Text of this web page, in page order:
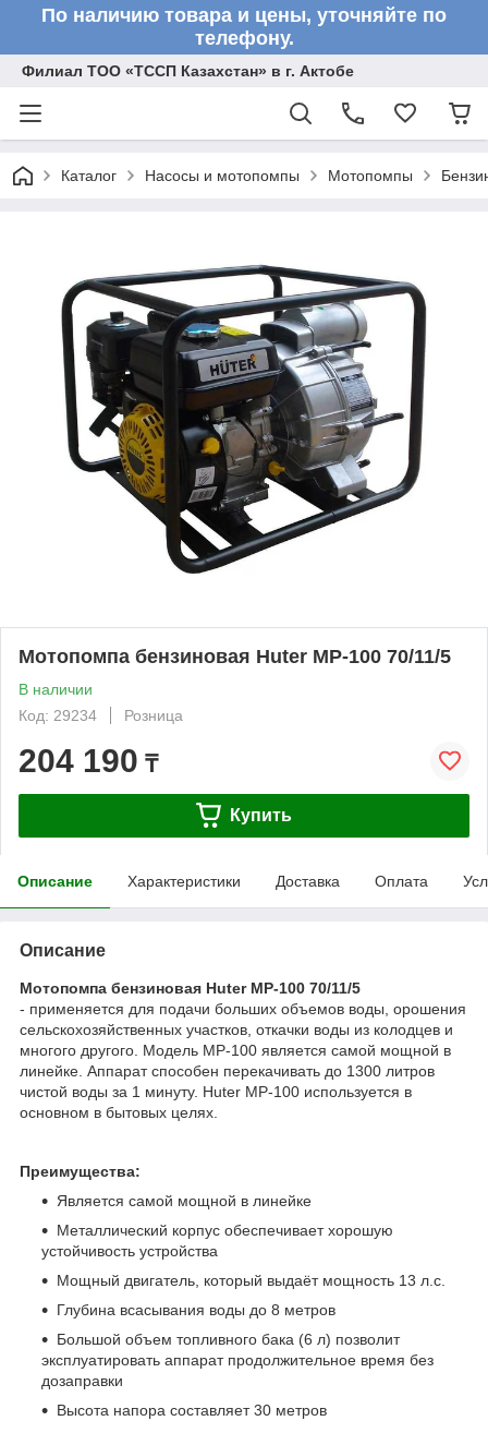
По наличию товара и цены, уточняйте по
телефону.
Филиал ТОО «ТССП Казахстан» в г. Актобе
Каталог Насосы и мотопомпы Мотопомпы
Мотопомпа бензиновая Huter MP-100 70/11/5
В наличии
Код: 29234
Розница
204 190 ₸
Купить
Описание Характеристики Доставка Оплата
Описание
Мотопомпа бензиновая Huter MP-100 70/11/5
- применяется для подачи больших объемов воды, орошения
сельскохозяйственных участков, откачки воды из колодцев и
многого другого. Модель MP-100 является самой мощной в
линейке. Аппарат способен перекачивать до 1300 литров
чистой воды за 1 минуту. Huter MP-100 используется в
основном в бытовых целях.
Преимущества:
Является самой мощной в линейке
Металлический корпус обеспечивает хорошую
устойчивость устройства
Мощный двигатель, который выдаёт мощность 13 л.с.
Глубина всасывания воды до 8 метров
Большой объем топливного бака (6 л) позволит
эксплуатировать аппарат продолжительное время без
дозаправки
Высота напора составляет 30 метров